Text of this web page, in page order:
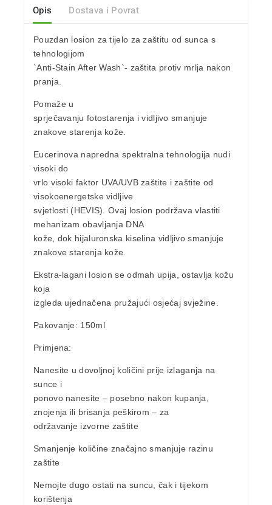
Opis Dostava i Povrat
Pouzdan losion za tijelo za zaštitu od sunca s
tehnologijom
`Anti-Stain After Wash`- zaštita protiv mrlja nakon
pranja.
Pomaže u
sprječavanju fotostarenja i vidljivosmanjuje
znakove starenja kože.
Eucerinova napredna spektralna tehnologija nudi
visoki do
vrlo visoki faktor UVA/UVB zaštite i zaštite od
visokoenergetske vidljive
svjetlosti (HEVIS). Ovaj losion podržava vlastiti
mehanizam obavljanja DNA
kože, dok hijaluronska kiselina vidljivo smanjuje
znakove starenja kože.
Ekstra-lagani losion se odmah upija, ostavlja kožu
koja
izgleda ujednačena pružajući osjećaj svježine.
Pakovanje: 150ml
Primjena:
Nanesite u dovoljnoj količini prije izlaganja na
sunce i
ponovo nanesite – posebno nakon kupanja,
znojenja ili brisanja peškirom – za
održavanje izvorne zaštite
Smanjenje količine značajno smanjuje razinu
zaštite
Nemojte dugo ostati na suncu, čak i tijekom
korištenja